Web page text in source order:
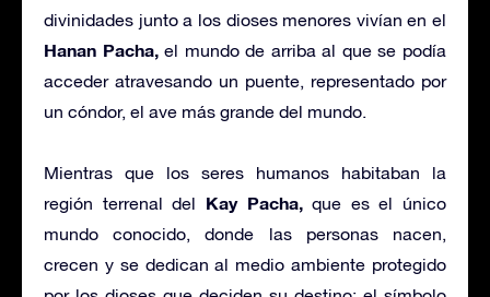
divinidades junto a los dioses menores vivían en el
Hanan Pacha,el mundo de arriba al que se podía
acceder atravesando un puente, representado por
un cóndor, el ave más grande del mundo.
Mientras que los seres humanos habitaban la
región terrenal del Kay Pacha,que es el único
mundo conocido, donde las personas nacen,
crecen y se dedican al medio ambiente protegido